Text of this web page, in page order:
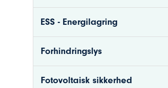
ESS - Energilagring
Forhindringslys
Fotovoltaisk sikkerhed